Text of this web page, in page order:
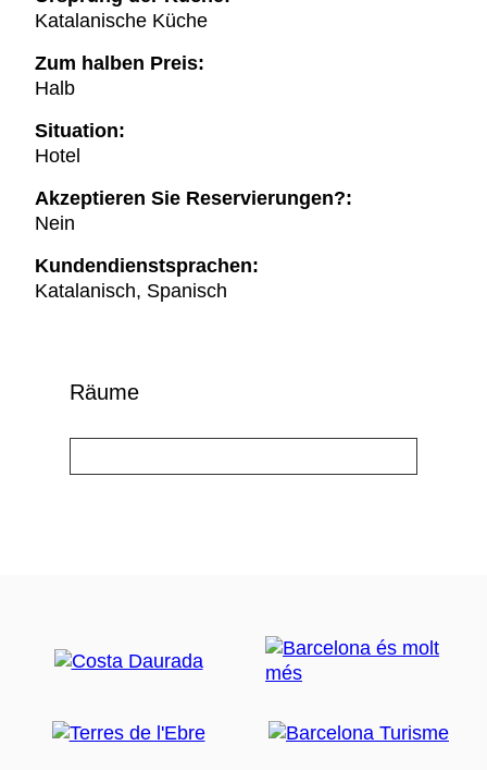
Katalanische Küche
Zum halben Preis:
Halb
Situation:
Hotel
Akzeptieren Sie Reservierungen?:
Nein
Kundendienstsprachen:
Katalanisch, Spanisch
Räume